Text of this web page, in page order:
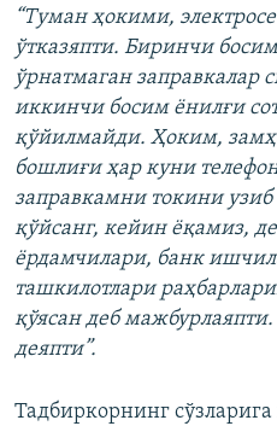
“Туман ҳокими,
ўтказяпти. Биринчи
ўрнатмаган заправкалар
иккинчи босим ёнилғи
қўйилмайди. Ҳоким,
бошлиғи ҳар куни
заправкамни токини
қўйсанг, кейин ёқамиз,
ёрдамчилари, банк
ташкилотлари
қўясан деб
деяпти”.
Тадбиркорнинг